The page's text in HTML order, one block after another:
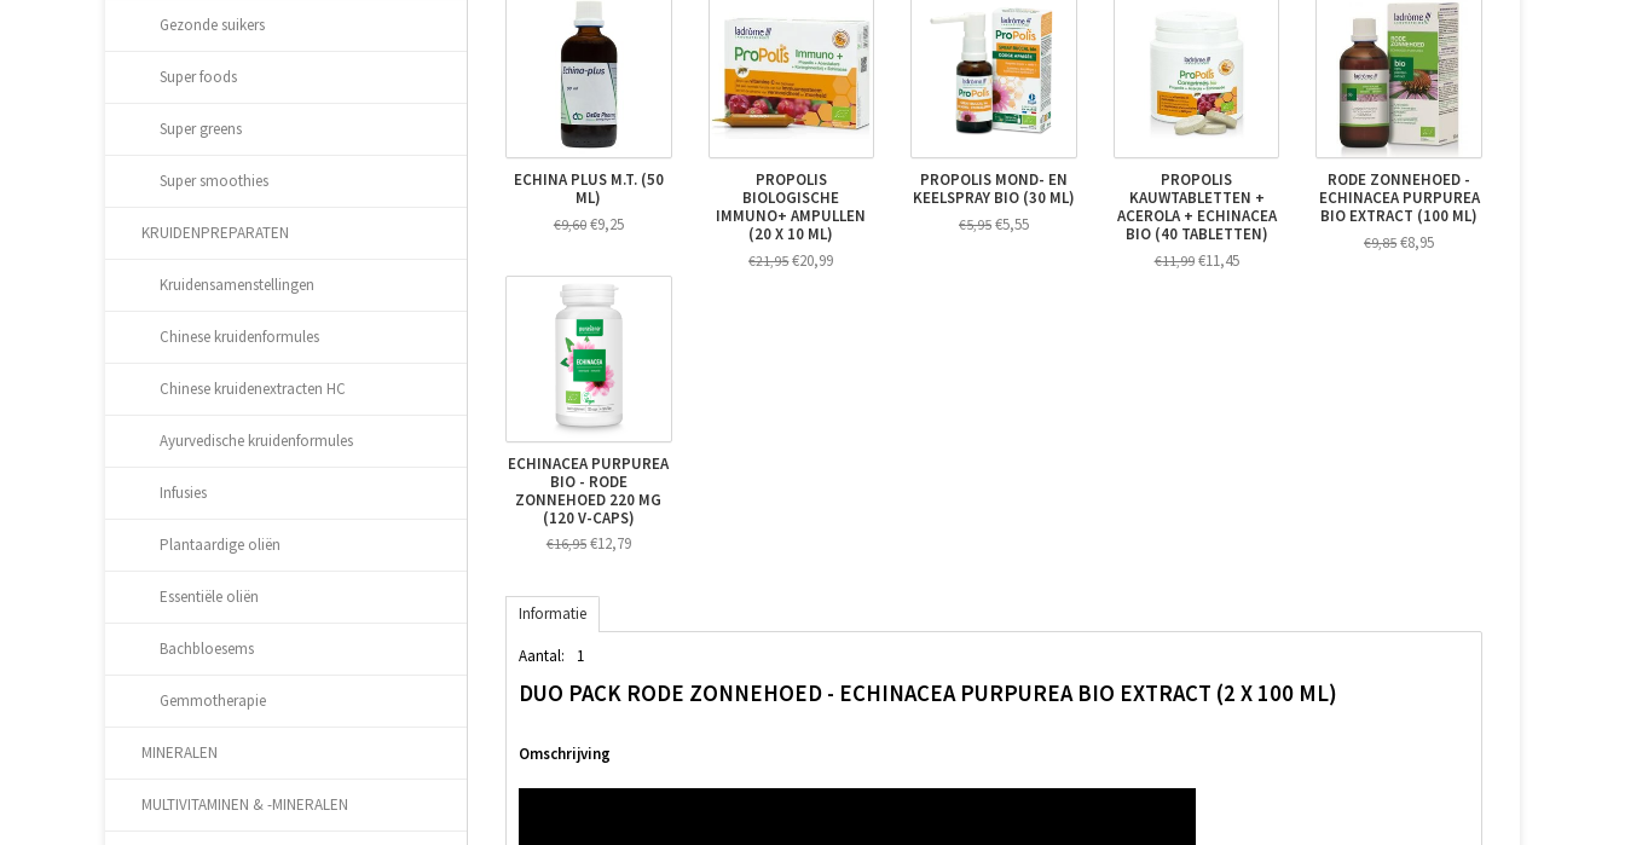
Gezonde suikers
Super foods
Super greens
Super smoothies
KRUIDENPREPARATEN
Kruidensamenstellingen
Chinese kruidenformules
Chinese kruidenextracten HC
Ayurvedische kruidenformules
Infusies
Plantaardige oliën
Essentiële oliën
Bachbloesems
Gemmotherapie
MINERALEN
MULTIVITAMINEN & -MINERALEN
ECHINA PLUS M.T. (50
ML)
€9,60€9,25
PROPOLIS
BIOLOGISCHE
IMMUNO+ AMPULLEN
(20 X 10 ML)
€21,95€20,99
PROPOLIS MOND- EN
KEELSPRAY BIO (30 ML)
€5,95€5,55
PROPOLIS
KAUWTABLETTEN +
ACEROLA + ECHINACEA
BIO (40 TABLETTEN)
€11,99€11,45
RODE ZONNEHOED -
ECHINACEA PURPUREA
BIO EXTRACT (100 ML)
€9,85 €8,95
ECHINACEA PURPUREA
BIO - RODE
ZONNEHOED 220 MG
(120 V-CAPS)
€16,95€12,79
Informatie
Aantal: 1
DUO PACK RODE ZONNEHOED - ECHINACEA PURPUREA BIO EXTRACT (2 X 100 ML)
Omschrijving